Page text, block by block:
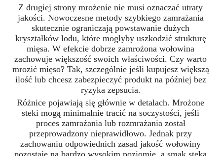
Z drugiej strony mrożenie nie musi oznaczać utraty
jakości. Nowoczesne metody szybkiego zamrażania
skutecznie ograniczają powstawanie dużych
kryształków lodu, które mogłyby uszkodzić strukturę
mięsa. W efekcie dobrze zamrożona wołowina
zachowuje większość swoich właściwości. Czy warto
mrozić mięso? Tak, szczególnie jeśli kupujesz większą
ilość lub chcesz zabezpieczyć produkt na później bez
ryzyka zepsucia.
Różnice pojawiają się głównie w detalach. Mrożone
steki mogą minimalnie tracić na soczystości, jeśli
proces zamrażania lub rozmrażania został
przeprowadzony nieprawidłowo. Jednak przy
zachowaniu odpowiednich zasad jakość wołowiny
pozostaje na bardzo wysokim poziomie, a smak steka